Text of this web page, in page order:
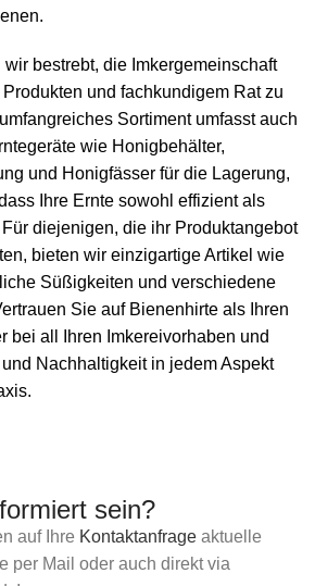
bestrebt, die Imkergemeinschaft
und fachkundigem Rat zu
Sortiment umfasst auch
wie Honigbehälter,
und Honigfässer für die Lagerung,
Ihre Ernte sowohl effizient als
diejenigen, die ihr Produktangebot
bieten wir einzigartige Artikel wie
Süßigkeiten und verschiedene
Sie auf Bienenhirte als Ihren
bei all Ihren Imkereivorhaben und
Nachhaltigkeit in jedem Aspekt
sein?
auf Ihre Kontaktanfrage aktuelle
per Mail oder auch direkt via